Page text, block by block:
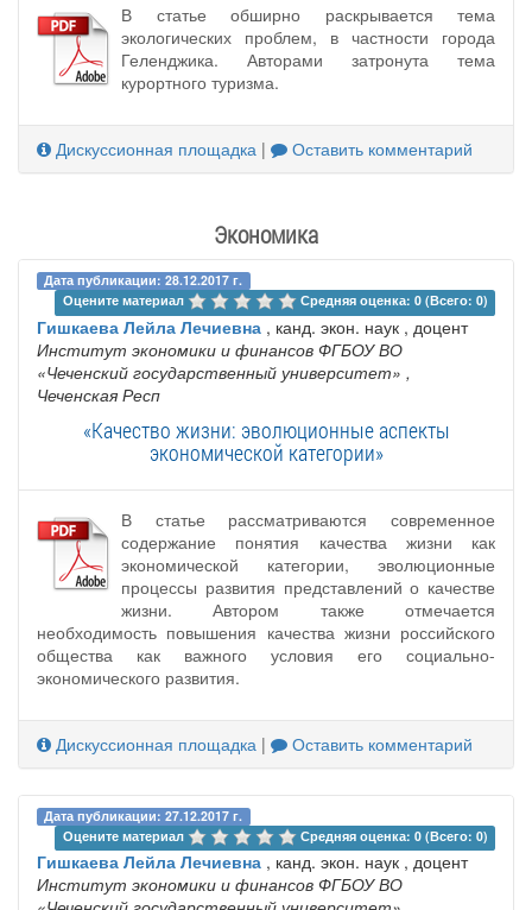
В статье обширно раскрывается тема
экологических проблем, в частности города
Геленджика. Авторами затронута тема
курортного туризма.
Дискуссионная площадка | Оставить комментарий
Экономика
Дата публикации: 28.12.2017 г.
Оцените материал
Средняя оценка: 0 (Всего: 0)
Гишкаева Лейла Лечиевна , канд. экон. наук , доцент
Институт экономики и финансов ФГБОУ ВО
«Чеченский государственный университет» ,
Чеченская Респ
«Качество жизни: эволюционные аспекты
экономической категории»
В статье рассматриваются современное
содержание понятия качества жизни как
экономической категории, эволюционные
процессы развития представлений о качестве
жизни. Автором также отмечается
необходимость повышения качества жизни российского
общества как важного условия его социально-
экономического развития.
Дискуссионная площадка | Оставить комментарий
Дата публикации: 27.12.2017 г.
Оцените материал
Средняя оценка: 0 (Всего: 0)
Гишкаева Лейла Лечиевна , канд. экон. наук , доцент
Институт экономики и финансов ФГБОУ ВО